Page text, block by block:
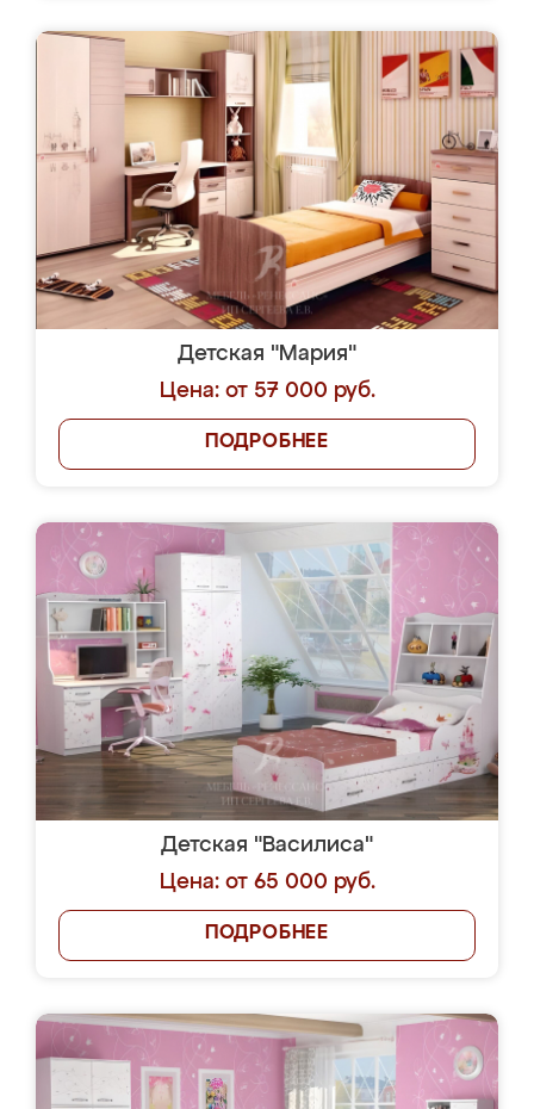
Детская "Мария"
Цена: от 57 000 руб.
ПОДРОБНЕЕ
Детская "Василиса"
Цена: от 65 000 руб.
ПОДРОБНЕЕ